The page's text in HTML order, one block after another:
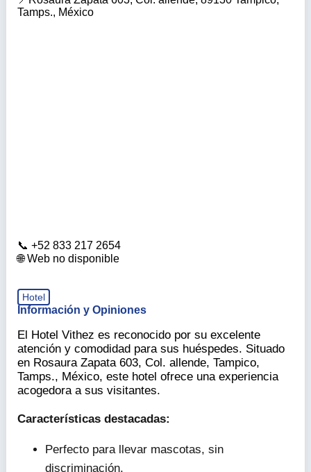
+52 833 217 2654
Web no disponible
Tamps., México
Hotel
Información y Opiniones
El Hotel Vithez es reconocido por su excelente
atención y comodidad para sus huéspedes. Situado
en Rosaura Zapata 603, Col. allende, Tampico,
Tamps., México, este hotel ofrece una experiencia
acogedora a sus visitantes.
Características destacadas:
Perfecto para llevar mascotas, sin
discriminación.